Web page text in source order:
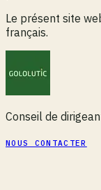
Le présent site
français.
Conseil de
NOUS CONTACTER